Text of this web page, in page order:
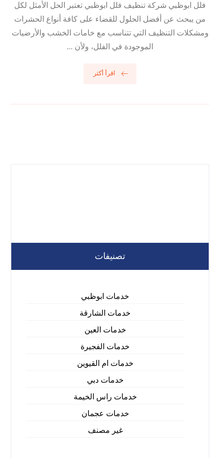
فلل ابوظبي شركة تنظيف فلل ابوظبي تعتبر الحل الأمثل لكل
من يبحث عن أفضل الحلول للقضاء على كافة أنواع الحشرات
ومشكلات التنظيف التي تتناسب مع خامات الخشب والأرضيات
الموجودة في الفلل، ولأن ...
اقرأ أكثر
تصنيفات
خدمات ابوظبي
خدمات الشارقة
خدمات العين
خدمات الفجيرة
خدمات ام القيوين
خدمات دبي
خدمات راس الخيمة
خدمات عجمان
غير مصنف